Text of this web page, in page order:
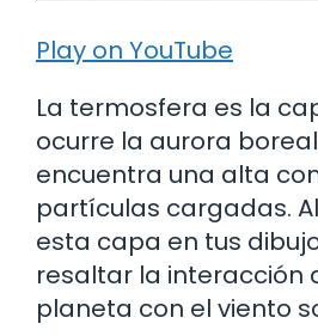
Play on YouTube
La termosfera es la
ocurre la aurora
encuentra una alta
partículas cargadas.
esta capa en tus
resaltar la interacción
planeta con el viento